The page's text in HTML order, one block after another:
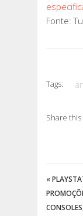
Fonte:
Tags:
Share this
«